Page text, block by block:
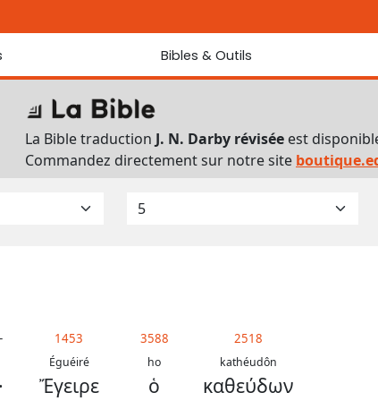
Bibles & Outils
Bibles
Traduction J. N. Darby révisée
Traduction J. N. Darby
Ancien Testament interlinéaire
La Bible traduction J. N. Darby révisée est
Commandez directement sur notre site
- 1453
Éguéiré
Ἔγειρε
3588
ho
ὁ
2518
kathéudôn
καθεύδων